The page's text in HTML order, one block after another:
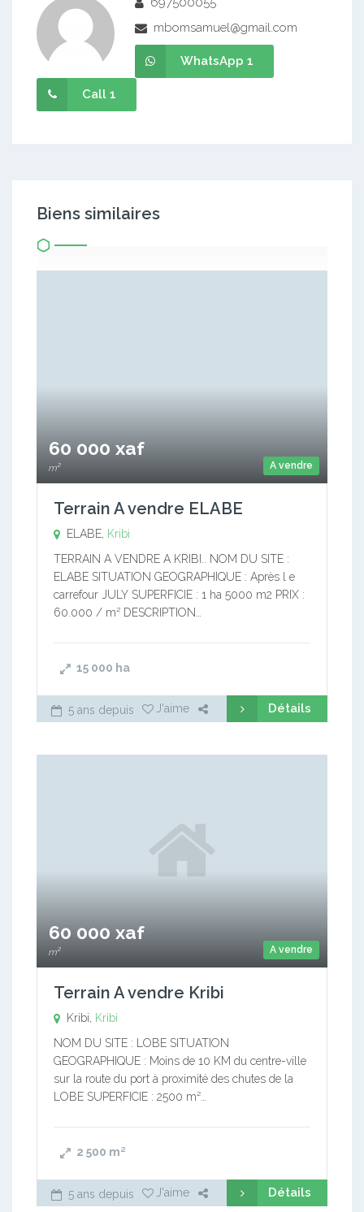
mbomsamuel@gmail.com
WhatsApp 1
Call 1
Biens similaires
A vendre
60 000 xaf
m²
Terrain A vendre ELABE
ELABE, Kribi
TERRAIN A VENDRE A KRIBI.. NOM DU SITE :
ELABE SITUATION GEOGRAPHIQUE : Après l e
carrefour JULY SUPERFICIE : 1 ha 5000 m2 PRIX :
60.000 / m² DESCRIPTION…
15 000 ha
5 ans depuis J'aime Détails
A vendre
60 000 xaf
m²
Terrain A vendre Kribi
Kribi,
Kribi
NOM DU SITE : LOBE SITUATION
GEOGRAPHIQUE : Moins de 10 KM du centre-ville
sur la route du port à proximité des chutes de la
LOBE SUPERFICIE : 2500 m²…
2 500 m²
5 ans depuis J'aime Détails